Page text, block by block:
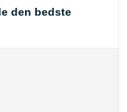
den bedste